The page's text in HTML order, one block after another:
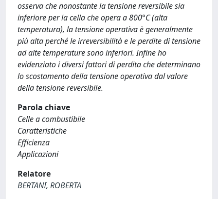
osserva che nonostante la tensione reversibile sia
inferiore per la cella che opera a 800°C (alta
temperatura), la tensione operativa è generalmente
più alta perché le irreversibilità e le perdite di tensione
ad alte temperature sono inferiori. Infine ho
evidenziato i diversi fattori di perdita che determinano
lo scostamento della tensione operativa dal valore
della tensione reversibile.
Parola chiave
Celle a combustibile
Caratteristiche
Efficienza
Applicazioni
Relatore
BERTANI, ROBERTA